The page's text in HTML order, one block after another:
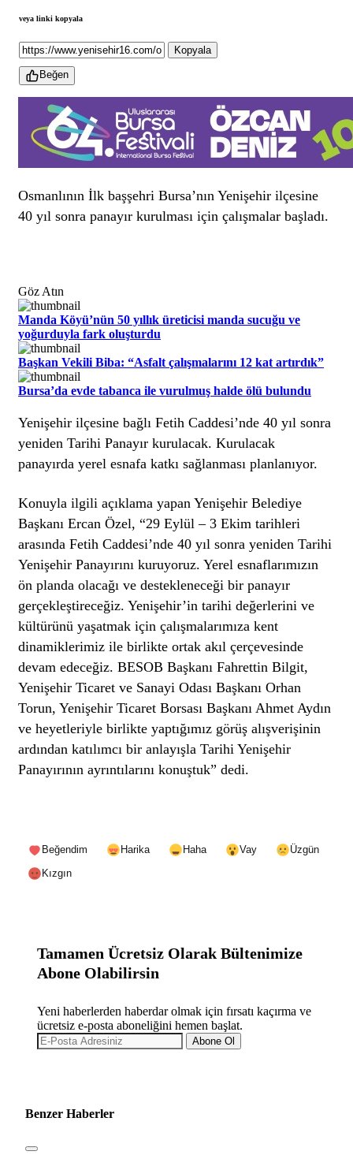
veya linki kopyala
Kopyala
Beğen
Osmanlının İlk başşehri Bursa’nın Yenişehir ilçesine
40 yıl sonra panayır kurulması için çalışmalar başladı.
Göz Atın
Manda Köyü’nün 50 yıllık üreticisi manda sucuğu ve
yoğurduyla fark oluşturdu
Başkan Vekili Biba: “Asfalt çalışmalarını 12 kat artırdık”
Bursa’da evde tabanca ile vurulmuş halde ölü bulundu
Yenişehir ilçesine bağlı Fetih Caddesi’nde 40 yıl sonra
yeniden Tarihi Panayır kurulacak. Kurulacak
panayırda yerel esnafa katkı sağlanması planlanıyor.
Konuyla ilgili açıklama yapan Yenişehir Belediye
Başkanı Ercan Özel, “29 Eylül – 3 Ekim tarihleri
arasında Fetih Caddesi’nde 40 yıl sonra yeniden Tarihi
Yenişehir Panayırını kuruyoruz. Yerel esnaflarımızın
ön planda olacağı ve destekleneceği bir panayır
gerçekleştireceğiz. Yenişehir’in tarihi değerlerini ve
kültürünü yaşatmak için çalışmalarımıza kent
dinamiklerimiz ile birlikte ortak akıl çerçevesinde
devam edeceğiz. BESOB Başkanı Fahrettin Bilgit,
Yenişehir Ticaret ve Sanayi Odası Başkanı Orhan
Torun, Yenişehir Ticaret Borsası Başkanı Ahmet Aydın
ve heyetleriyle birlikte yaptığımız görüş alışverişinin
ardından katılımcı bir anlayışla Tarihi Yenişehir
Panayırının ayrıntılarını konuştuk” dedi.
Beğendim Harika Haha Vay
Üzgün
Kızgın
Tamamen Ücretsiz Olarak Bültenimize
Abone Olabilirsin
Yeni haberlerden haberdar olmak için fırsatı kaçırma ve
ücretsiz e-posta aboneliğini hemen başlat.
Abone Ol
Benzer Haberler